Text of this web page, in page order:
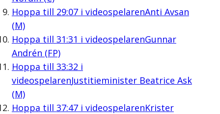
Hoppa till 29:07i videospelarenAnti Avsan
(M)
Hoppa till 31:31 i videospelarenGunnar
Andrén (FP)
Hoppa till 33:32 i
videospelarenJustitieminister Beatrice Ask
(M)
Hoppa till 37:47i videospelarenKrister